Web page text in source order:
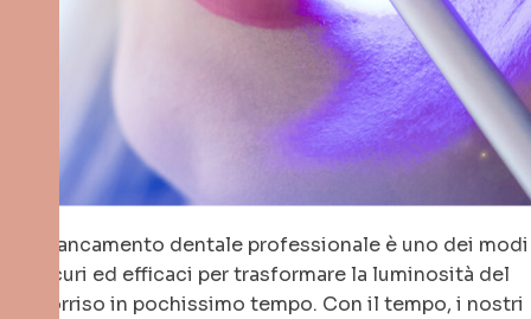
Lo sbiancamento dentale professionale è uno dei modi
più sicuri ed efficaci per trasformare la luminosità del
tuo sorriso in pochissimo tempo. Con il tempo, i nostri